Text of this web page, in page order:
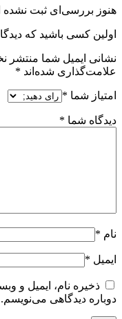
هنوز بررسی‌ای ثبت
اولین کسی باشید که
نشانی ایمیل شما منتشر
علامت‌گذاری شده‌اند *
امتیاز شما *
دیدگاه شما *
نام *
ایمیل *
ذخیره نام، ایمیل و
دوباره دیدگاهی می‌نویسم.